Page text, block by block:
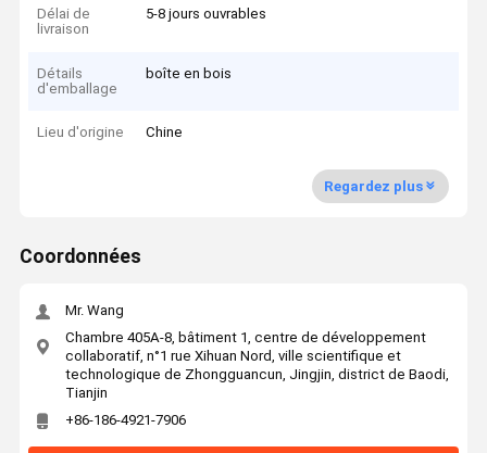
Délai de
livraison
5-8 jours ouvrables
Détails
d'emballage
boîte en bois
Lieu d'origine Chine
Regardez plus
Coordonnées
Mr. Wang
Chambre 405A-8, bâtiment 1, centre de développement
collaboratif, n°1 rue Xihuan Nord, ville scientifique et
technologique de Zhongguancun, Jingjin, district de Baodi,
Tianjin
+86-186-4921-7906